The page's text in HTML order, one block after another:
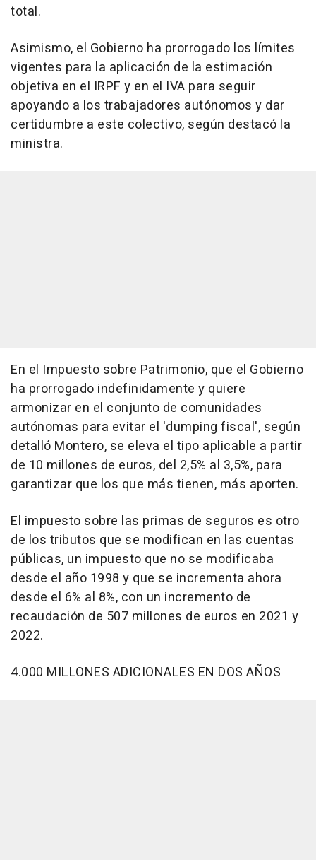
total.
Asimismo, el Gobierno ha prorrogado los límites
vigentes para la aplicación de la estimación
objetiva en el IRPF y en el IVA para seguir
apoyando a los trabajadores autónomos y dar
certidumbre a este colectivo, según destacó la
ministra.
En el Impuesto sobre Patrimonio, que el Gobierno
ha prorrogado indefinidamente y quiere
armonizar en el conjunto de comunidades
autónomas para evitar el 'dumping fiscal', según
detalló Montero, se eleva el tipo aplicable a partir
de 10 millones de euros, del 2,5% al 3,5%, para
garantizar que los que más tienen, más aporten.
El impuesto sobre las primas de seguros es otro
de los tributos que se modifican en las cuentas
públicas, un impuesto que no se modificaba
desde el año 1998 y que se incrementa ahora
desde el 6% al 8%, con un incremento de
recaudación de 507 millones de euros en 2021 y
2022.
4.000 MILLONES ADICIONALES EN DOS AÑOS